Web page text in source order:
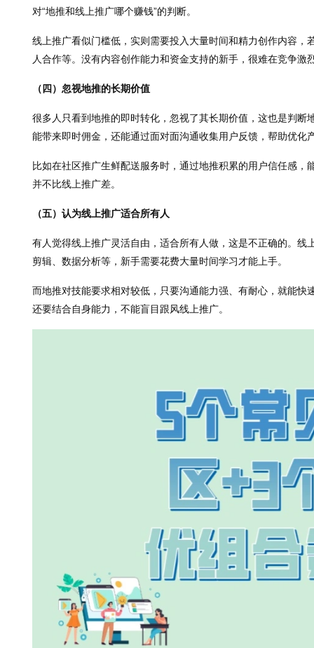
对“地推和线上推广哪个赚钱”的判断。
线上推广看似门槛低，实则需要投入大量时间和精力创作内容，
人合作等。没有内容创作能力和资金支持的新手，很难在竞争激
（四）忽视地推的长期价值
很多人只看到地推的即时转化，忽视了其长期价值，这也是判断
能带来即时佣金，还能通过面对面沟通收集用户反馈，帮助优化
比如在社区推广生鲜配送服务时，通过地推积累的用户信任感
并不比线上推广差。
（五）认为线上推广适合所有人
有人觉得线上推广灵活自由，适合所有人做，这是不正确的。线
剪辑、数据分析等，新手需要花费大量时间学习才能上手。
而地推对技能要求相对较低，只要沟通能力强、有耐心，就能快
还要结合自身能力，不能盲目跟风线上推广。